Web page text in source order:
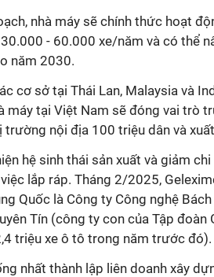
nhà máy sẽ chính thức hoạt
- 60.000 xe/năm và có thể
năm 2030.
cơ sở tại Thái Lan, Malaysia và
máy tại Việt Nam sẽ đóng vai trò
trường nội địa 100 triệu dân và
hệ sinh thái sản xuất và giảm
lắp ráp. Tháng 2/2025,
Quốc là Công ty Công nghệ
Tín (công ty con của Tập
triệu xe ô tô trong năm trước đó).
nhất thành lập liên doanh xây